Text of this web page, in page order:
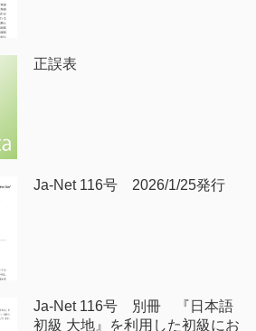
正誤表
Ja-Net 116号 2026/1/25発行
Ja-Net 116号 別冊 『日本語
初級 大地』を利用した初級にお